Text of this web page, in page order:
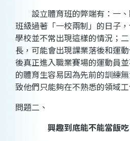
設立體育班的弊端有：一、
班級過著「一校兩制」的日子
學校並不常出現這樣的情況；
長，可能會出現課業落後和運
後真正進入職業賽場的運動員
的體育生容易因為先前的訓練
致他們只能夠在不熟悉的領域工
問題二、
興趣到底能不能當飯吃